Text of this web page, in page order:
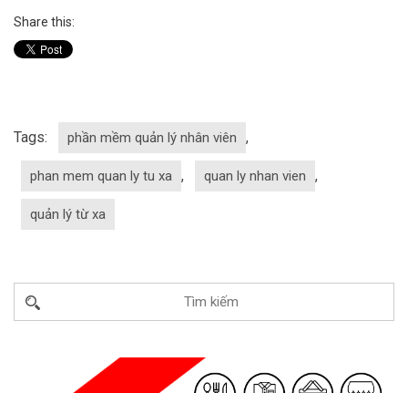
Share this:
Tags: phần mềm quản lý nhân viên ,
phan mem quan ly tu xa , quan ly nhan vien ,
quản lý từ xa